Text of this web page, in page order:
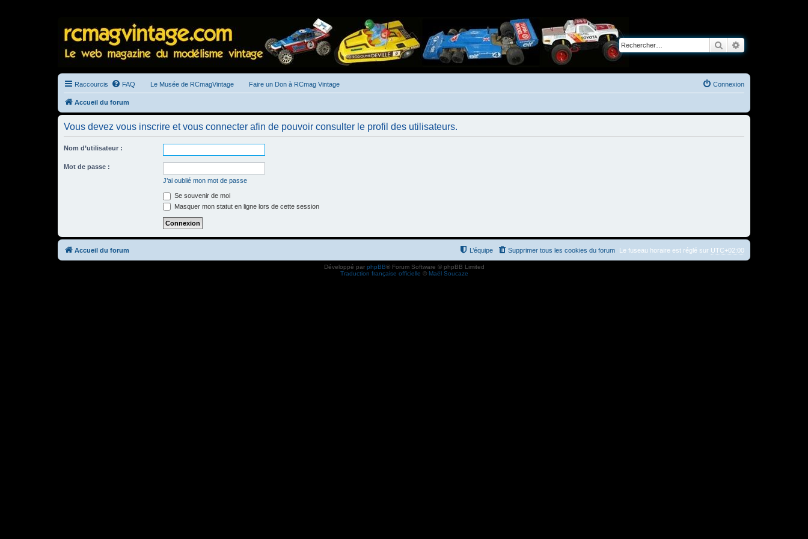
Rechercher
Raccourcis FAQ Le Musée de RCmagVintage Faire un Don à RCmag Vintage Connexion
Accueil du forum
Vous devez vous inscrire et vous connecter afin de pouvoir consulter le profil des utilisateurs.
Nom d’utilisateur :
Mot de passe :
J’ai oublié mon mot de passe
Se souvenir de moi
Masquer mon statut en ligne lors de cette session
Accueil du forum Le fuseau horaire est réglé sur UTC+02:00
Supprimer tous les cookies du forum
L’équipe
Développé par phpBB® Forum Software © phpBB Limited
Traduction française officielle © Maël Soucaze